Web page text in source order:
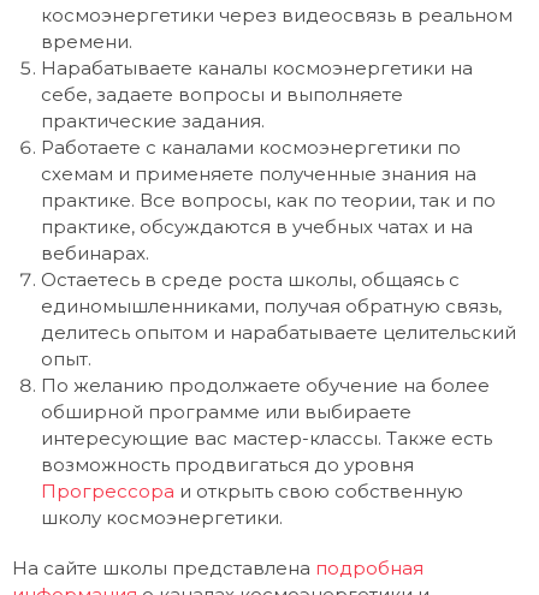
космоэнергетики через видеосвязь в реальном
времени.
Нарабатываете каналы космоэнергетики на
себе, задаете вопросы и выполняете
практические задания.
Работаете с каналами космоэнергетики по
схемам и применяете полученные знания на
практике. Все вопросы, как по теории, так и по
практике, обсуждаются в учебных чатах и на
вебинарах.
Остаетесь в среде роста школы, общаясь с
единомышленниками, получая обратную связь,
делитесь опытом и нарабатываете целительский
опыт.
По желанию продолжаете обучение на более
обширной программе или выбираете
интересующие вас мастер-классы. Также есть
возможность продвигаться до уровня
Прогрессора и открыть свою собственную
школу космоэнергетики.
На сайте школы представлена подробная